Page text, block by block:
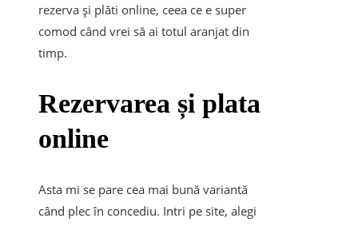
rezerva și plăti online, ceea ce e super
comod când vrei să ai totul aranjat din
timp.
Rezervarea și plata
online
Asta mi se pare cea mai bună variantă
când plec în concediu. Intri pe site, alegi